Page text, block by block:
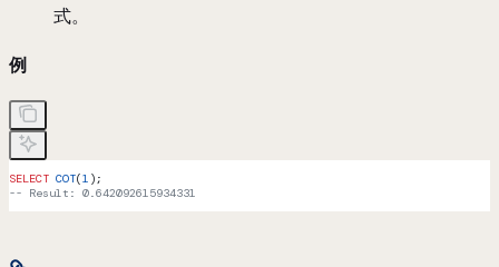
式。
例
SELECT COT(1 );
-- Result: 0.642092615934331